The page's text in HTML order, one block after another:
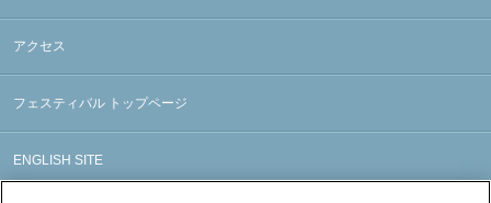
アクセス
フェスティバル トップページ
ENGLISH SITE